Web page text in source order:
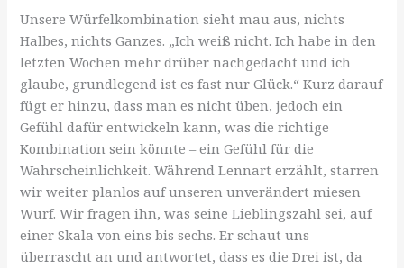
Unsere Würfelkombination sieht mau aus, nichts
Halbes, nichts Ganzes. „Ich weiß nicht. Ich habe in den
letzten Wochen mehr drüber nachgedacht und ich
glaube, grundlegend ist es fast nur Glück.“ Kurz darauf
fügt er hinzu, dass man es nicht üben, jedoch ein
Gefühl dafür entwickeln kann, was die richtige
Kombination sein könnte – ein Gefühl für die
Wahrscheinlichkeit. Während Lennart erzählt, starren
wir weiter planlos auf unseren unverändert miesen
Wurf. Wir fragen ihn, was seine Lieblingszahl sei, auf
einer Skala von eins bis sechs. Er schaut uns
überrascht an und antwortet, dass es die Drei ist, da